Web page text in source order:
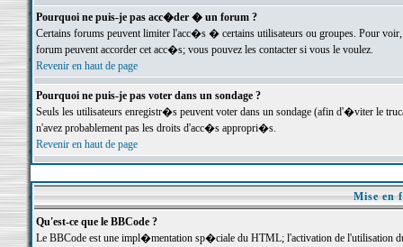
Pourquoi ne puis-je pas acc�der � un forum ?
Certains forums peuvent limiter l'acc�s � certains utilisateurs ou groupes. Pour
forum peuvent accorder cet acc�s; vous pouvez les contacter si vous le voulez.
Revenir en haut de page
Pourquoi ne puis-je pas voter dans un sondage ?
Seuls les utilisateurs enregistr�s peuvent voter dans un sondage (afin d'�viter le
n'avez probablement pas les droits d'acc�s appropri�s.
Revenir en haut de page
Mise en
Qu'est-ce que le BBCode ?
Le BBCode est une impl�mentation sp�ciale du HTML; l'activation de l'utilisation